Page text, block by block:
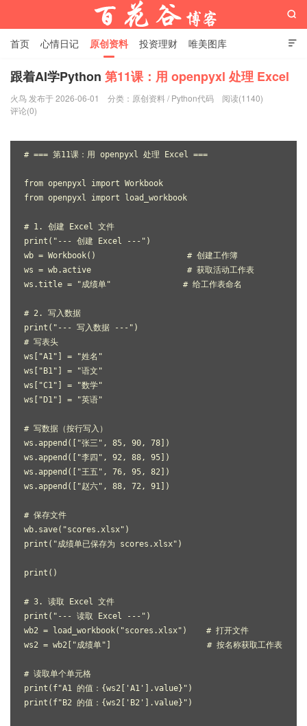

首页 心情日记 原创资料 投资理财 唯美图库
影音视频 工作照片 Python代码

跟着AI学Python 第11课：用 openpyxl 处理 Excel
火鸟 发布于 2026-06-01 分类： 原创资料 / Python代码
阅读(1140)
评论(0)
# === 第11课：用 openpyxl 处理 Excel ===
from openpyxl import Workbook
from openpyxl import load_workbook
# 1. 创建 Excel 文件
print("--- 创建 Excel ---")
wb = Workbook()                   # 创建工作簿
ws = wb.active                    # 获取活动工作表
ws.title = "成绩单"               # 给工作表命名
# 2. 写入数据
print("--- 写入数据 ---")
# 写表头
ws["A1"] = "姓名"
ws["B1"] = "语文"
ws["C1"] = "数学"
ws["D1"] = "英语"
# 写数据（按行写入）
ws.append(["张三", 85, 90, 78])
ws.append(["李四", 92, 88, 95])
ws.append(["王五", 76, 95, 82])
ws.append(["赵六", 88, 72, 91])
# 保存文件
wb.save("scores.xlsx")
print("成绩单已保存为 scores.xlsx")
print()
# 3. 读取 Excel 文件
print("--- 读取 Excel ---")
wb2 = load_workbook("scores.xlsx")    # 打开文件
ws2 = wb2["成绩单"]                    # 按名称获取工作表
# 读取单个单元格
print(f"A1 的值：{ws2['A1'].value}")
print(f"B2 的值：{ws2['B2'].value}")